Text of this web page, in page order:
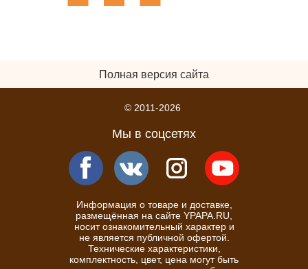
Полная версия сайта
© 2011-2026
Мы в соцсетях
Информация о товаре и доставке,
размещённая на сайте YPAPA.RU,
носит ознакомительный характер и
не является публичной офертой.
Технические характеристики,
комплектность, цвет, цена могут быть